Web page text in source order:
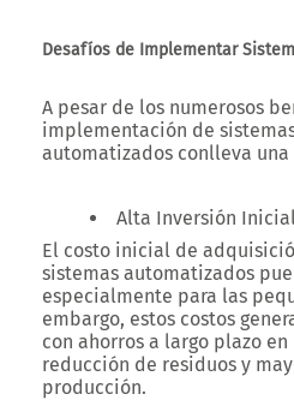
Desafíos de Implementar
A pesar de los numerosos
implementación de
automatizados conlleva
Alta Inversión
El costo inicial de
sistemas automatizados
especialmente para las
embargo, estos costos
con ahorros a largo plazo
reducción de residuos y
producción.